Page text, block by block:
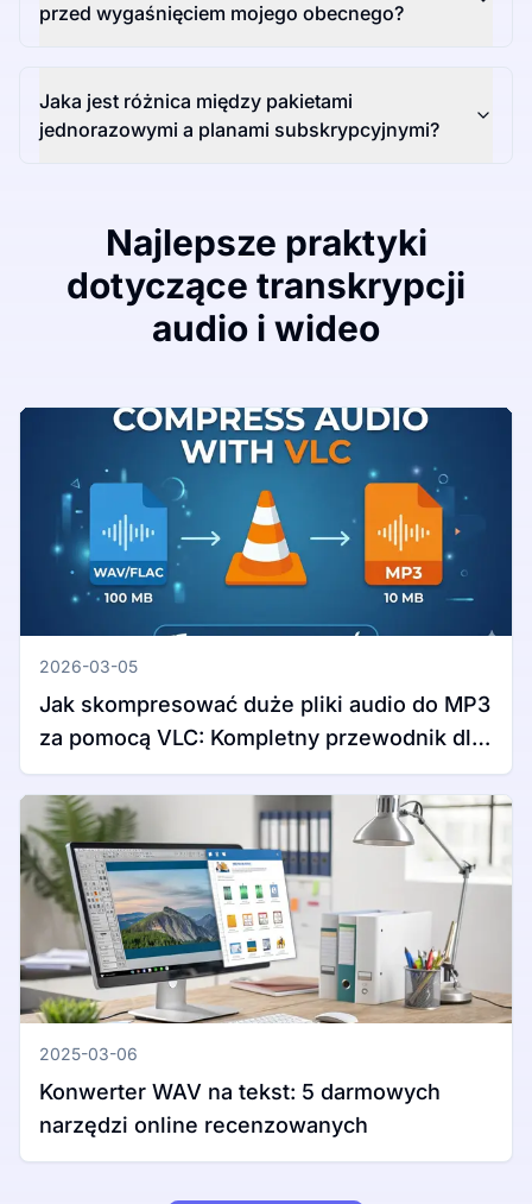
przed wygaśnięciem mojego obecnego?
Jaka jest różnica między pakietami
jednorazowymi a planami subskrypcyjnymi?
Najlepsze praktyki
dotyczące transkrypcji
audio i wideo
2026-03-05
Jak skompresować duże pliki audio do MP3
za pomocą VLC: Kompletny przewodnik dla
Windows i Mac
2025-03-06
Konwerter WAV na tekst: 5 darmowych
narzędzi online recenzowanych